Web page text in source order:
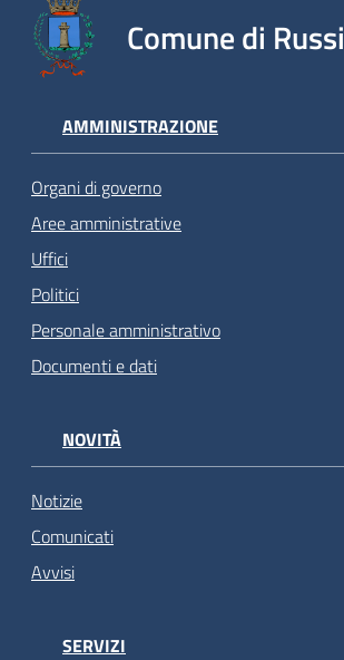
Comune di Russi
AMMINISTRAZIONE
Organi di governo
Aree amministrative
Uffici
Politici
Personale amministrativo
Documenti e dati
NOVITÀ
Notizie
Comunicati
Avvisi
SERVIZI